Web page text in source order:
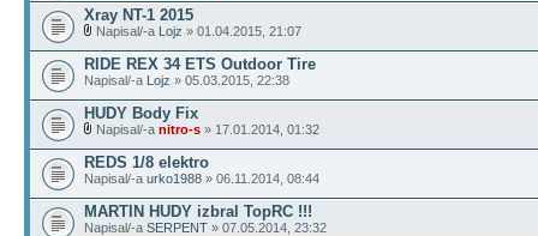
Xray NT-1 2015
Napisal/-a Lojz » 01.04.2015, 21:07
RIDE REX 34 ETS Outdoor Tire
Napisal/-a Lojz » 05.03.2015, 22:38
HUDY Body Fix
Napisal/-a nitro-s » 17.01.2014, 01:32
REDS 1/8 elektro
Napisal/-a urko1988 » 06.11.2014, 08:44
MARTIN HUDY izbral TopRC !!!
Napisal/-a SERPENT » 07.05.2014, 23:32